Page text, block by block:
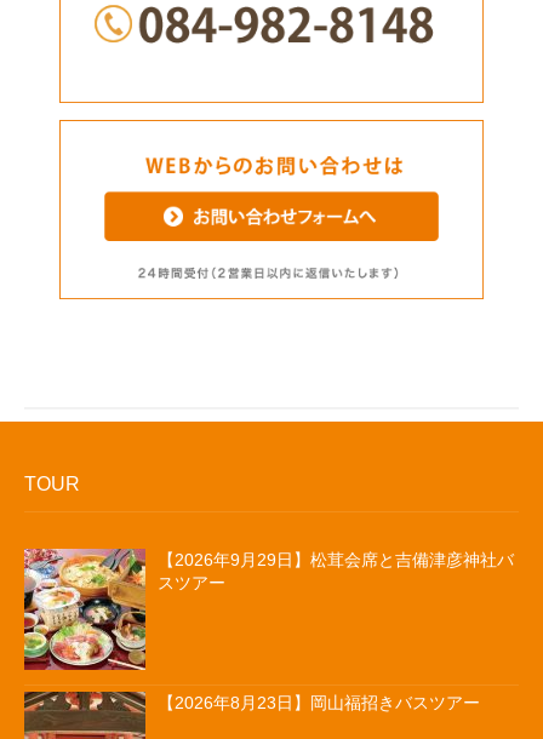
TOUR
【2026年9月29日】松茸会席と吉備津彦神社バ
スツアー
【2026年8月23日】岡山福招きバスツアー